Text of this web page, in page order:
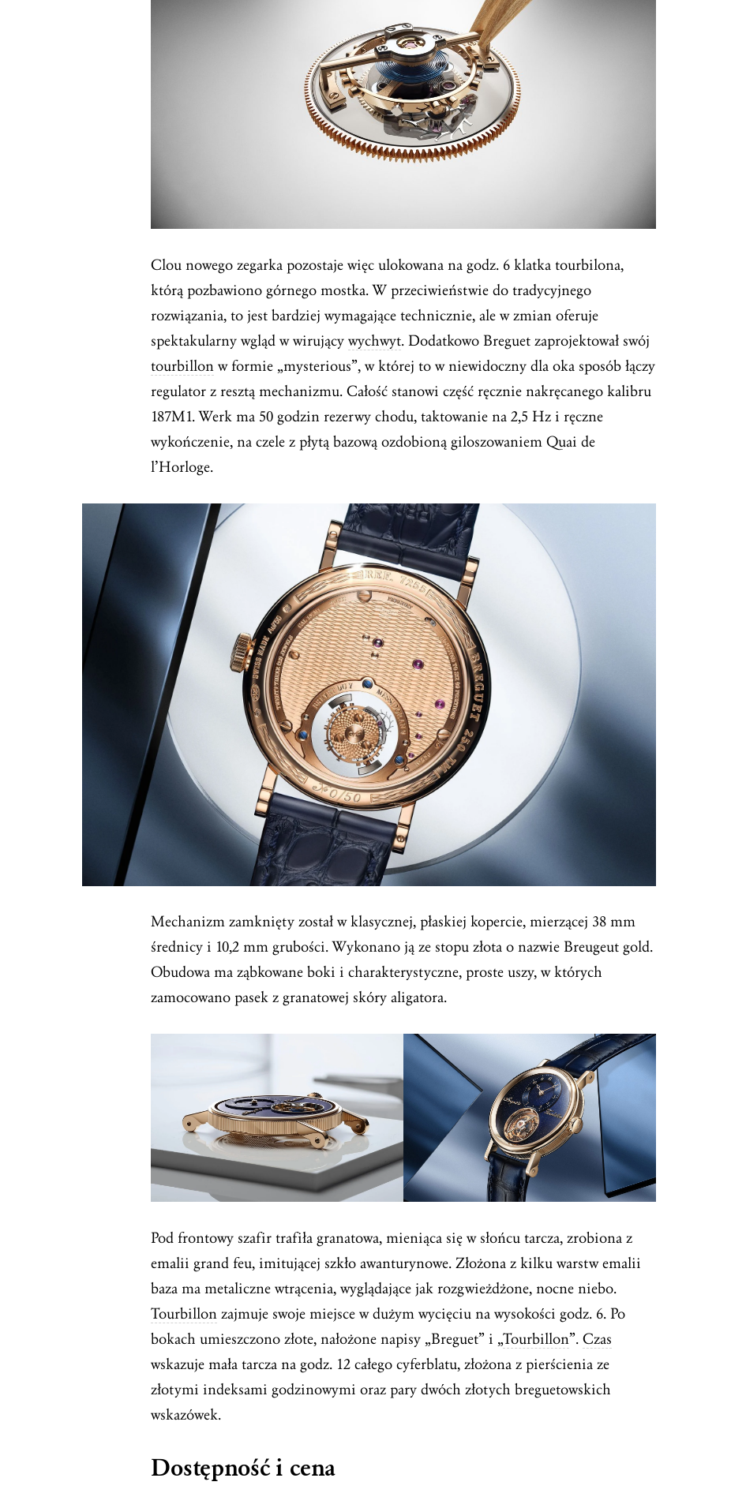
Clou nowego zegarka pozostaje więc ulokowana na godz. 6 klatka tourbilona,
którą pozbawiono górnego mostka. W przeciwieństwie do tradycyjnego
rozwiązania, to jest bardziej wymagające technicznie, ale w zmian oferuje
spektakularny wgląd w wirujący wychwyt. Dodatkowo Breguet zaprojektował swój
tourbillon w formie „mysterious”, w której to w niewidoczny dla oka sposób łączy
regulator z resztą mechanizmu. Całość stanowi część ręcznie nakręcanego kalibru
187M1. Werk ma 50 godzin rezerwy chodu, taktowanie na 2,5 Hz i ręczne
wykończenie, na czele z płytą bazową ozdobioną giloszowaniem Quai de
l’Horloge.
Mechanizm zamknięty został w klasycznej, płaskiej kopercie, mierzącej 38 mm
średnicy i 10,2 mm grubości. Wykonano ją ze stopu złota o nazwie Breugeut gold.
Obudowa ma ząbkowane boki i charakterystyczne, proste uszy, w których
zamocowano pasek z granatowej skóry aligatora.
Pod frontowy szafir trafiła granatowa, mieniąca się w słońcu tarcza, zrobiona z
emalii grand feu, imitującej szkło awanturynowe. Złożona z kilku warstw emalii
baza ma metaliczne wtrącenia, wyglądające jak rozgwieżdżone, nocne niebo.
Tourbillon zajmuje swoje miejsce w dużym wycięciu na wysokości godz. 6. Po
bokach umieszczono złote, nałożone napisy „Breguet” i „Tourbillon”. Czas
wskazuje mała tarcza na godz. 12 całego cyferblatu, złożona z pierścienia ze
złotymi indeksami godzinowymi oraz pary dwóch złotych breguetowskich
wskazówek.
Dostępność i cena